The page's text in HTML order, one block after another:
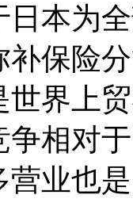
日本为
补保险
世界上
争相对
营业也